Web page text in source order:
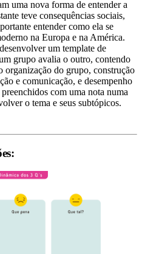
uma nova forma de entender a
teve consequências sociais,
entender como ela se
na Europa e na América.
um template de
grupo avalia o outro, contendo
organização do grupo, construção
e comunicação, e desempenho
com uma nota numa
o tema e seus subtópicos.
: